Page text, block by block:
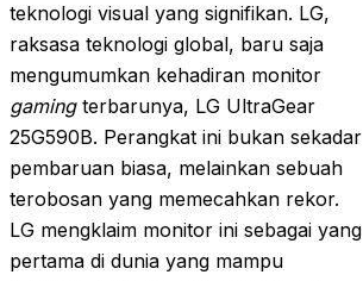
teknologi visual yang signifikan. LG,
raksasa teknologi global, baru saja
mengumumkan kehadiran monitor
gamingterbarunya, LG UltraGear
25G590B. Perangkat ini bukan sekadar
pembaruan biasa, melainkan sebuah
terobosan yang memecahkan rekor.
LG mengklaim monitor ini sebagai yang
pertama di dunia yang mampu